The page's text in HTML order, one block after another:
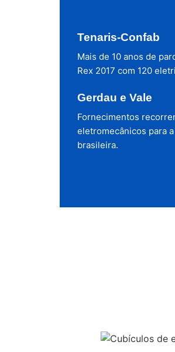
Tenaris-Confab
Mais de 10 anos de
Rex 2017 com 120
Gerdau e Vale
Fornecimentos
eletromecânicos para
brasileira.